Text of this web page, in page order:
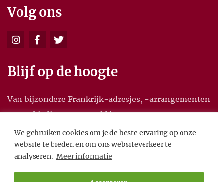
We gebruiken cookies om je de beste ervaring op onze
website te bieden en om ons websiteverkeer te
analyseren. Meer informatie
Volg ons
Blijf op de hoogte
Van bijzondere Frankrijk-adresjes, -arrangementen
en aanbiedingen, en meld je aan voor onze
nieuwsbrief.